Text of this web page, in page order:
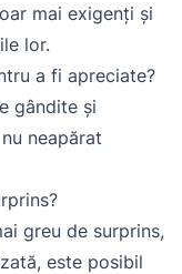
mai exigenți și
lor.
a fi apreciate?
gândite și
neapărat
greu de surprins,
este posibil